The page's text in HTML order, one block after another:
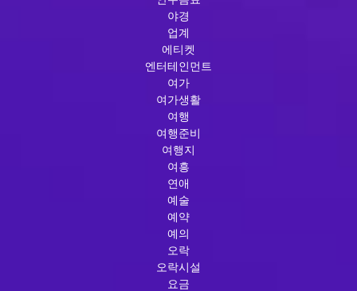
야경
업계
에티켓
엔터테인먼트
여가
여가생활
여행
여행준비
여행지
여흥
연애
예술
예약
예의
오락
오락시설
요금